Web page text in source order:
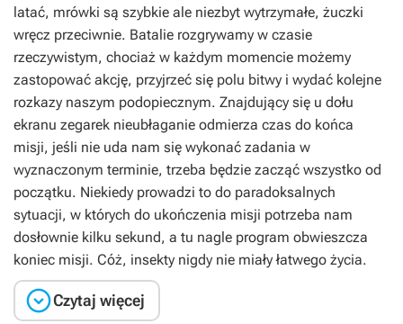
latać, mrówki są szybkie ale niezbyt wytrzymałe, żuczki
wręcz przeciwnie. Batalie rozgrywamy w czasie
rzeczywistym, chociaż w każdym momencie możemy
zastopować akcję, przyjrzeć się polu bitwy i wydać kolejne
rozkazy naszym podopiecznym. Znajdujący się u dołu
ekranu zegarek nieubłaganie odmierza czas do końca
misji, jeśli nie uda nam się wykonać zadania w
wyznaczonym terminie, trzeba będzie zacząć wszystko od
początku. Niekiedy prowadzi to do paradoksalnych
sytuacji, w których do ukończenia misji potrzeba nam
dosłownie kilku sekund, a tu nagle program obwieszcza
koniec misji. Cóż, insekty nigdy nie miały łatwego życia.
Czytaj więcej